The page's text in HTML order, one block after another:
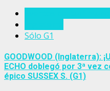
Sólo G1
GOODWOOD (Inglaterra):
ECHO doblegó por 3ª vez
épico SUSSEX S. (G1)